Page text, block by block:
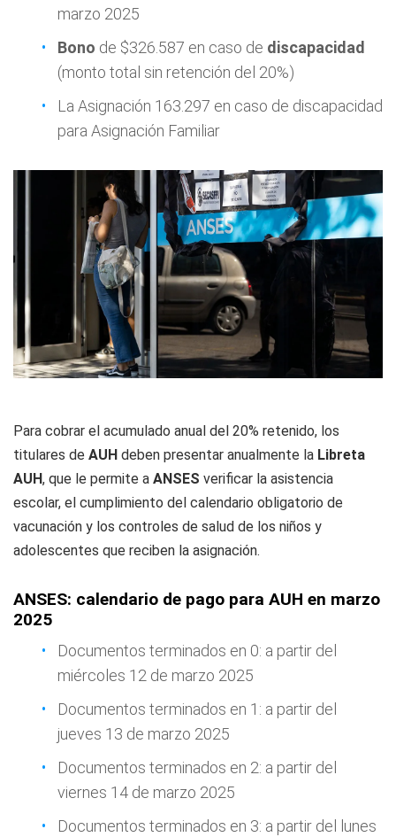
marzo 2025
Bono de $326.587 en caso de discapacidad
(monto total sin retención del 20%)
La Asignación 163.297 en caso de discapacidad
para Asignación Familiar
Para cobrar el acumulado anual del 20% retenido, los
titulares de AUH deben presentar anualmente la Libreta
AUH, que le permite a ANSES verificar la asistencia
escolar, el cumplimiento del calendario obligatorio de
vacunación y los controles de salud de los niños y
adolescentes que reciben la asignación.
ANSES: calendario de pago para AUH en marzo
2025
Documentos terminados en 0: a partir del
miércoles 12 de marzo 2025
Documentos terminados en 1: a partir del
jueves 13 de marzo 2025
Documentos terminados en 2: a partir del
viernes 14 de marzo 2025
Documentos terminados en 3: a partir del lunes